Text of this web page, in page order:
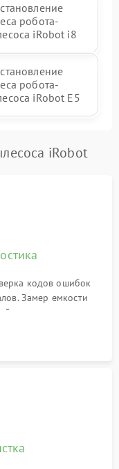
робота-
iRobot i8
робота-
iRobot E5
iRobot
кодов ошибок
Замер емкости
станции зарядки.
падения для